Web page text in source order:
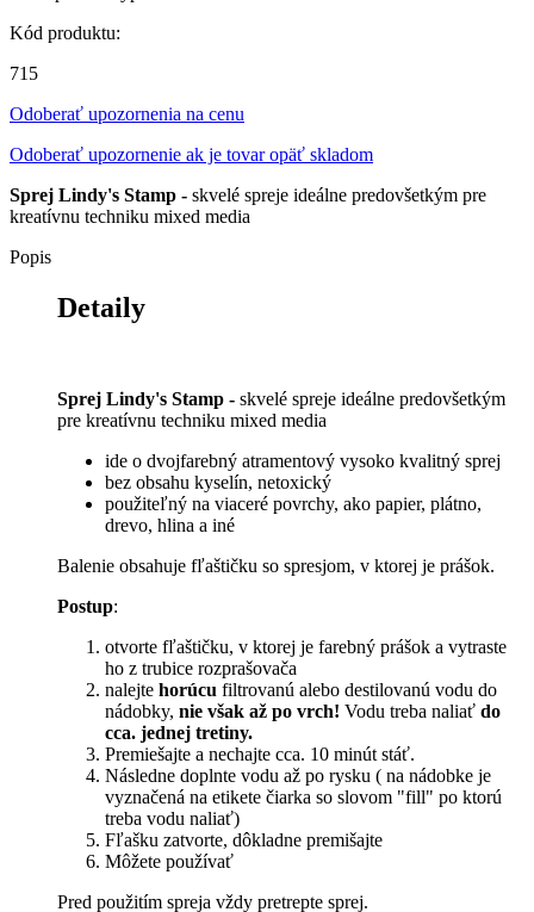
Kód produktu:
715
Odoberať upozornenia na cenu
Odoberať upozornenie ak je tovar opäť skladom
Sprej Lindy's Stamp - skvelé spreje ideálne predovšetkým pre
kreatívnu techniku mixed media
Popis
Detaily
Sprej Lindy's Stamp - skvelé spreje ideálne predovšetkým
pre kreatívnu techniku mixed media
ide o dvojfarebný atramentový vysoko kvalitný sprej
bez obsahu kyselín, netoxický
použiteľný na viaceré povrchy, ako papier, plátno,
drevo, hlina a iné
Balenie obsahuje fľaštičku so spresjom, v ktorej je prášok.
Postup:
otvorte fľaštičku, v ktorej je farebný prášok a vytraste
ho z trubice rozprašovača
nalejte horúcu filtrovanú alebo destilovanú vodu do
nádobky, nie však až po vrch! Vodu treba naliať do
cca. jednej tretiny.
Premiešajte a nechajte cca. 10 minút stáť.
Následne doplnte vodu až po rysku ( na nádobke je
vyznačená na etikete čiarka so slovom "fill" po ktorú
treba vodu naliať)
Fľašku zatvorte, dôkladne premišajte
Môžete používať
Pred použitím spreja vždy pretrepte sprej.